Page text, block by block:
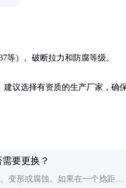
等）、破断拉力和防腐等级。
建议选择有资质的生产厂家，确
要更换？
变形或腐蚀。如果在一个捻距内